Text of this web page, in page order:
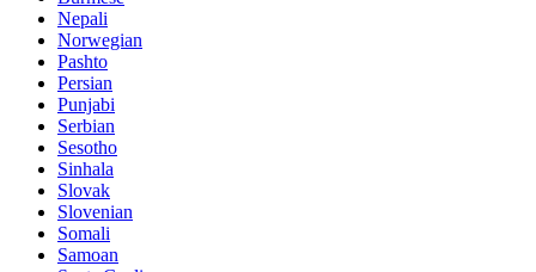
Nepali
Norwegian
Pashto
Persian
Punjabi
Serbian
Sesotho
Sinhala
Slovak
Slovenian
Somali
Samoan